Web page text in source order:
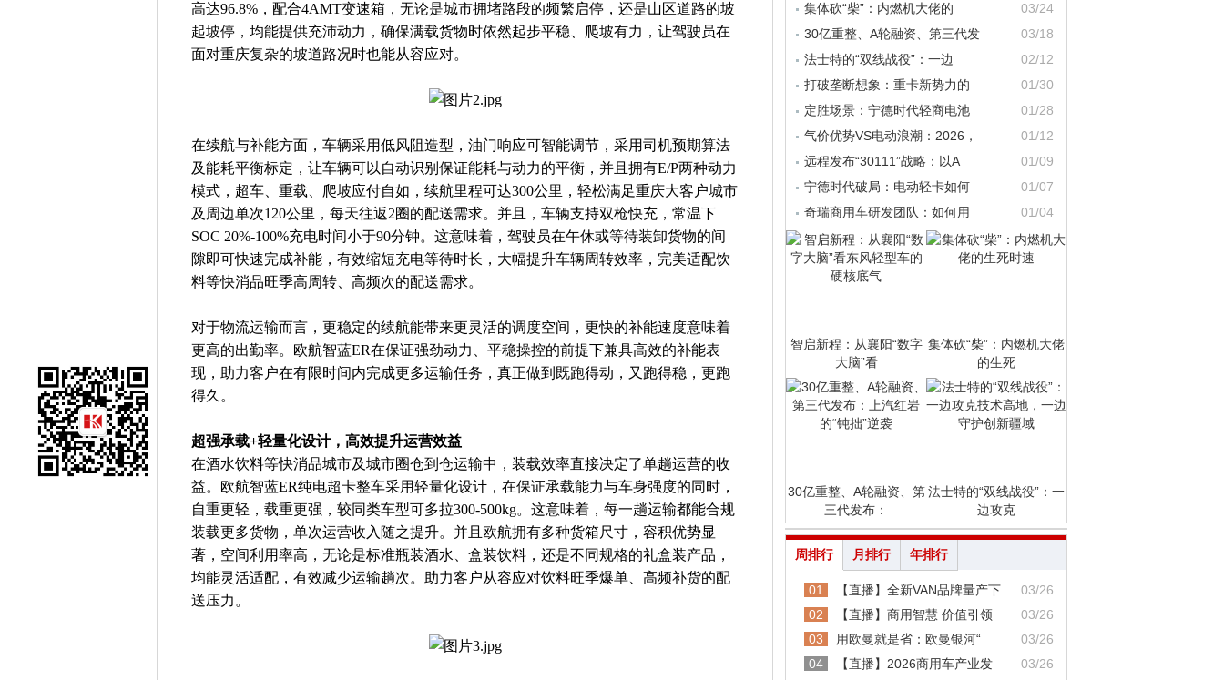
高达96.8%，配合4AMT变速箱，无论是城市拥堵路段的频繁启停，还是山区道路的坡
起坡停，均能提供充沛动力，确保满载货物时依然起步平稳、爬坡有力，让驾驶员在
面对重庆复杂的坡道路况时也能从容应对。
在续航与补能方面，车辆采用低风阻造型，油门响应可智能调节，采用司机预期算法
及能耗平衡标定，让车辆可以自动识别保证能耗与动力的平衡，并且拥有E/P两种动力
模式，超车、重载、爬坡应付自如，续航里程可达300公里，轻松满足重庆大客户城市
及周边单次120公里，每天往返2圈的配送需求。并且，车辆支持双枪快充，常温下
SOC 20%-100%充电时间小于90分钟。这意味着，驾驶员在午休或等待装卸货物的间
隙即可快速完成补能，有效缩短充电等待时长，大幅提升车辆周转效率，完美适配饮
料等快消品旺季高周转、高频次的配送需求。
对于物流运输而言，更稳定的续航能带来更灵活的调度空间，更快的补能速度意味着
更高的出勤率。欧航智蓝ER在保证强劲动力、平稳操控的前提下兼具高效的补能表
现，助力客户在有限时间内完成更多运输任务，真正做到既跑得动，又跑得稳，更跑
得久。
超强承载+轻量化设计，高效提升运营效益
在酒水饮料等快消品城市及城市圈仓到仓运输中，装载效率直接决定了单趟运营的收
益。欧航智蓝ER纯电超卡整车采用轻量化设计，在保证承载能力与车身强度的同时，
自重更轻，载重更强，较同类车型可多拉300-500kg。这意味着，每一趟运输都能合规
装载更多货物，单次运营收入随之提升。并且欧航拥有多种货箱尺寸，容积优势显
著，空间利用率高，无论是标准瓶装酒水、盒装饮料，还是不同规格的礼盒装产品，
均能灵活适配，有效减少运输趟次。助力客户从容应对饮料旺季爆单、高频补货的配
送压力。
集体砍“柴”：内燃机大佬的
03/24
30亿重整、A轮融资、第三代发
03/18
法士特的“双线战役”：一边
02/12
打破垄断想象：重卡新势力的
01/30
定胜场景：宁德时代轻商电池
01/28
气价优势VS电动浪潮：2026，
01/12
远程发布“30111”战略：以A
01/09
宁德时代破局：电动轻卡如何
01/07
奇瑞商用车研发团队：如何用
01/04
智启新程：从襄阳“数字
大脑”看
集体砍“柴”：内燃机大佬
的生死
30亿重整、A轮融资、第
三代发布：
法士特的“双线战役”：一
边攻克
周排行 月排行 年排行
01 【直播】全新VAN品牌量产下
03/26
02
【直播】商用智慧 价值引领
03/26
03
用欧曼就是省：欧曼银河“
03/26
04
【直播】2026商用车产业发
03/26